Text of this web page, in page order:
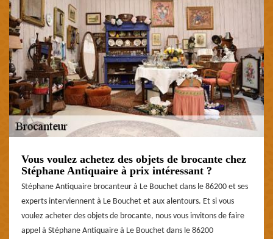
Vous voulez achetez des objets de brocante chez
Stéphane Antiquaire à prix intéressant ?
Stéphane Antiquaire brocanteur à Le Bouchet dans le 86200 et ses
experts interviennent à Le Bouchet et aux alentours. Et si vous
voulez acheter des objets de brocante, nous vous invitons de faire
appel à Stéphane Antiquaire à Le Bouchet dans le 86200